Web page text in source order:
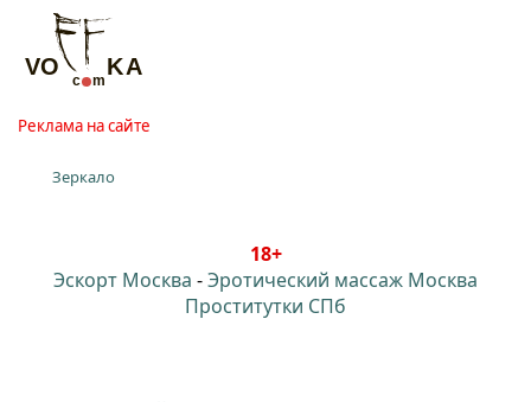
Реклама на сайте
Зеркало
18+
Эскорт Москва -Эротический массаж Москва
Проститутки СПб